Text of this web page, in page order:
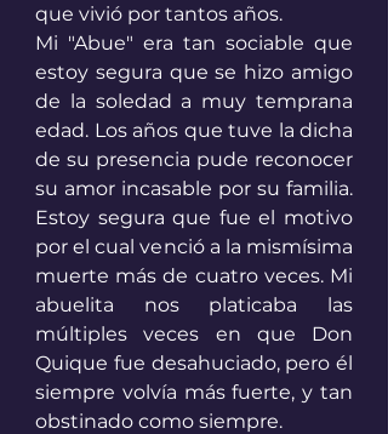
que vivió por tantos años.
Mi "Abue" era tan sociable que
estoy segura que se hizo amigo
de la soledad a muy temprana
edad. Los años que tuve la dicha
de su presencia pude reconocer
su amor incasable por su familia.
Estoy segura que fue el motivo
por el cual venció a la mismísima
muerte más de cuatro veces. Mi
abuelita nos platicaba las
múltiples veces en que Don
Quique fue desahuciado, pero él
siempre volvía más fuerte, y tan
obstinado como siempre.